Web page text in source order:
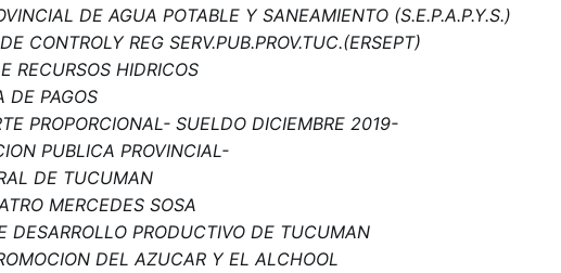
DE AGUA POTABLE Y SANEAMIENTO (S.E.P.A.P.Y.S.)
CONTROLY REG SERV.PUB.PROV.TUC.(ERSEPT)
RECURSOS HIDRICOS
DE PAGOS
PROPORCIONAL- SUELDO DICIEMBRE 2019-
PUBLICA PROVINCIAL-
DE TUCUMAN
MERCEDES SOSA
DESARROLLO PRODUCTIVO DE TUCUMAN
DEL AZUCAR Y EL ALCHOOL